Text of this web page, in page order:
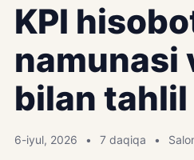
KPI
namunasi
bilan
6-iyul, 2026 7 daqiqa